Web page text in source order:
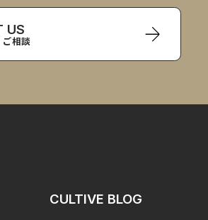
US
ご相談
CULTIVE BLOG